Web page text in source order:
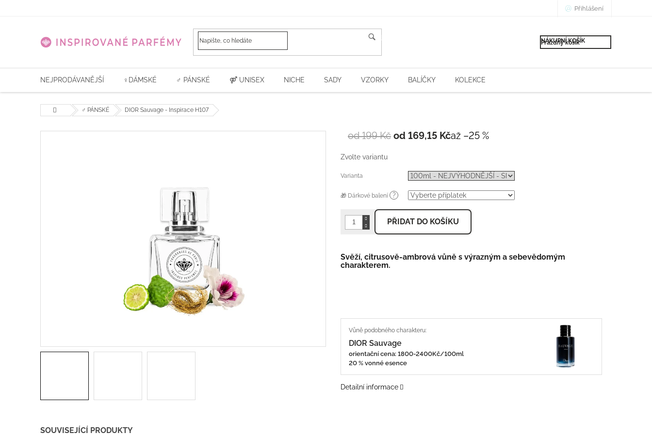
Přihlášení
HLEDAT NÁKUPNÍ KOŠÍK
Prázdný košík
NEJPRODÁVANĚJŠÍ ♀️DÁMSKÉ ♂ PÁNSKÉ ⚤ UNISEX NICHE SADY VZORKY BALÍČKY KOLEKCE
Domů ♂ PÁNSKÉ DIOR Sauvage - Inspirace H107
od 199 Kč až –25 %
od169,15 KčMěrná
Zvolte variantu
Varianta
🎁 Dárkové balení ?
PŘIDAT DO KOŠÍKU
Svěží, citrusově-ambrová vůně s výrazným a sebevědomým
charakterem.
DIOR Sauvage
orientační cena: 1800-2400Kč/100ml
20 % vonné esence
Detailní informace
SOUVISEJÍCÍ PRODUKTY